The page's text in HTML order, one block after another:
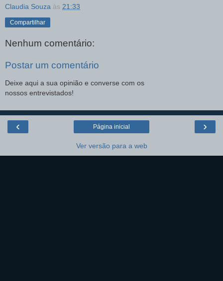
Claudia Souza às 21:33
Compartilhar
Nenhum comentário:
Postar um comentário
Deixe aqui a sua opinião e converse com os
nossos entrevistados!
‹ ›
Página inicial
Ver versão para a web